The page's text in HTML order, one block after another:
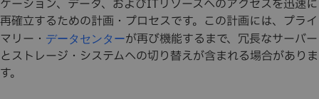
ケーション、データ、およびITリソースへのアクセスを迅速に
再確立するための計画・プロセスです。この計画には、プライ
マリー・ データセンターが再び機能するまで、冗長なサーバー
とストレージ・システムへの切り替えが含まれる場合がありま
す。